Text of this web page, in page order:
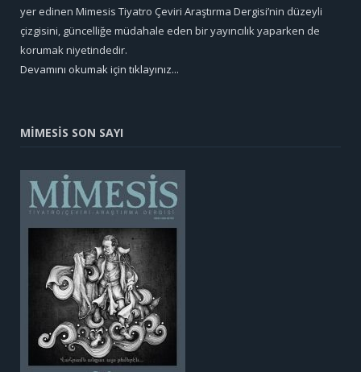
yer edinen Mimesis Tiyatro Çeviri Araştırma Dergisi’nin düzeyli
çizgisini, güncelliğe müdahale eden bir yayıncılık yaparken de
korumak niyetindedir.
Devamını okumak için tıklayınız...
MİMESİS SON SAYI